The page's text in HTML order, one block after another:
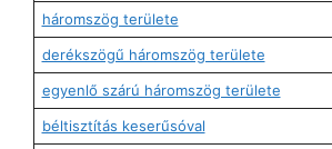
háromszög területe
derékszögű háromszög területe
egyenlő szárú háromszög területe
béltisztítás keserűsóval